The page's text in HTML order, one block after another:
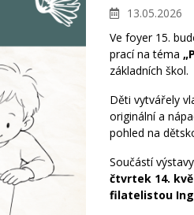
13.05.2026
Ve foyer 15.
prací na téma
základních škol.
Děti vytvářely
originální a
pohled na
Součástí
čtvrtek 14.
filatelistou